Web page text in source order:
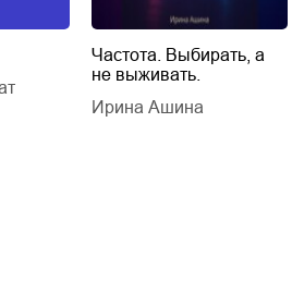
Частота. Выбирать, а
не выживать.
Ирина Ашина